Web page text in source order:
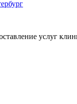
услуг